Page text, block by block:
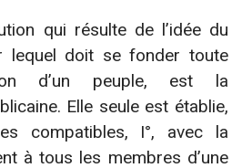
qui résulte de l’idée du
lequel doit se fonder toute
d’un peuple, est la
Elle seule est établie,
compatibles, I°, avec la
à tous les membres d’une